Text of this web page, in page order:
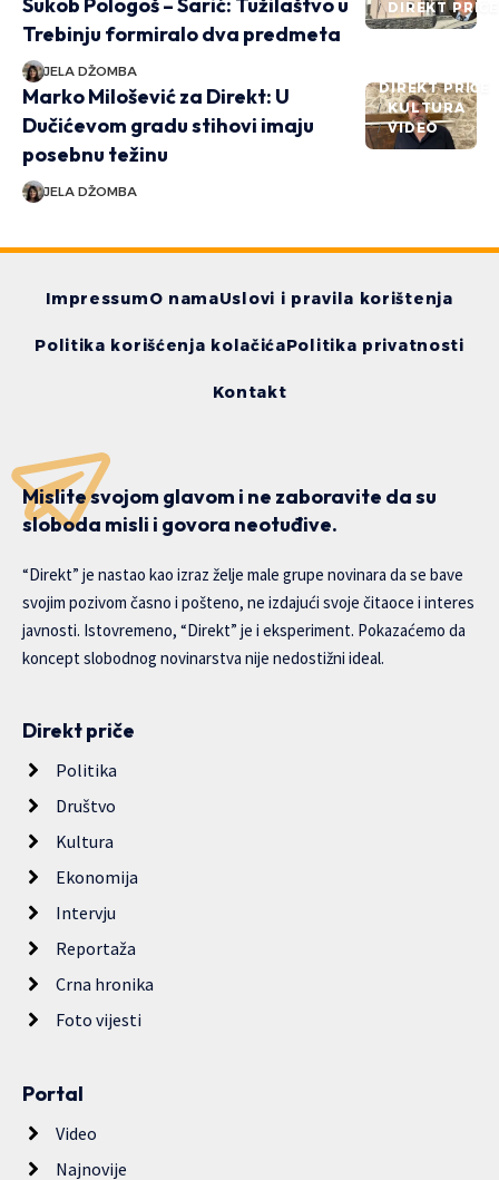
DIREKT PRIČE
Trebinju formiralo dva predmeta
JELA DŽOMBA
DIREKT PRIČE
KULTURA
VIDEO
Marko Milošević za Direkt: U
Dučićevom gradu stihovi imaju
posebnu težinu
JELA DŽOMBA
ImpressumO namaUslovi i pravila korištenja
Politika korišćenja kolačićaPolitika privatnosti
Kontakt
Mislite svojom glavom i ne zaboravite da su
sloboda misli i govora neotuđive.
“Direkt” je nastao kao izraz želje male grupe novinara da se bave
svojim pozivom časno i pošteno, ne izdajući svoje čitaoce i interes
javnosti. Istovremeno, “Direkt” je i eksperiment. Pokazaćemo da
koncept slobodnog novinarstva nije nedostižni ideal.
Direkt priče
Politika
Društvo
Kultura
Ekonomija
Intervju
Reportaža
Crna hronika
Foto vijesti
Portal
Video
Najnovije